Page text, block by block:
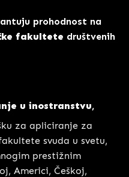
prohodnost na
fakultete društvenih
u inostranstvu,
za apliciranje za
svuda u svetu,
prestižnim
Americi, Češkoj,